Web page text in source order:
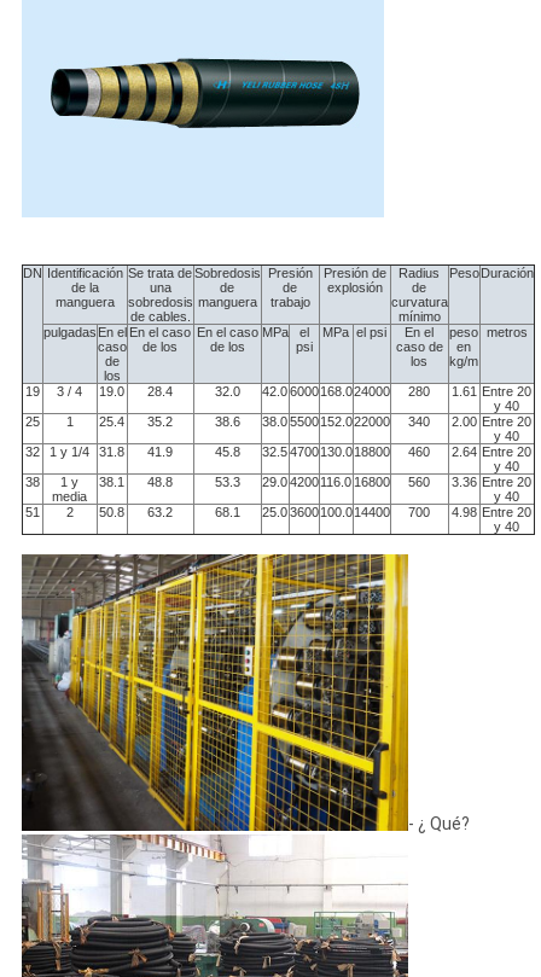
DN
Identificación
de la
manguera
Se trata de
una
sobredosis
de cables.
Sobredosis
de
manguera
Presión
de
trabajo
Presión de
explosión
Radius
de
curvatura
mínimo
Peso Duración
pulgadas En el
caso
de
los
En el caso
de los
En el caso
de los
MPa
el
psi
MPa el psi
En el
caso de
los
peso
en
kg/m
metros
19 3 / 4 19.0 28.4 32.0 42.06000168.024000 280 1.61 Entre 20
y 40
25
1 25.4 35.2 38.6 38.05500152.022000 340 2.00 Entre 20
y 40
32
1 y 1/4 31.8 41.9 45.8 32.54700130.018800 460 2.64 Entre 20
y 40
38
1 y
media
38.1 48.8 53.3 29.04200116.016800 560 3.36 Entre 20
y 40
51
2 50.8 63.2 68.1 25.03600100.014400 700 4.98 Entre 20
y 40
- ¿ Qué?